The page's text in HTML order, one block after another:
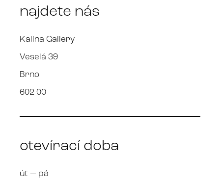
najdete nás
Kalina Gallery
Veselá 39
Brno
602 00
otevírací doba
út — pá